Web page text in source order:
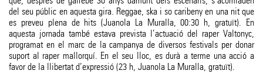
del seu públic en aquesta gira. Reggae, ska i so caribeny en una nit que
es preveu plena de hits (Juanola La Muralla, 00:30 h, gratuït). En
aquesta jornada també estava prevista l’actuació del raper Valtonyc,
programat en el marc de la campanya de diversos festivals per donar
suport al raper mallorquí. En el seu lloc, es durà a terme una acció a
favor de la llibertat d’expressió (23 h, Juanola La Muralla, gratuït).